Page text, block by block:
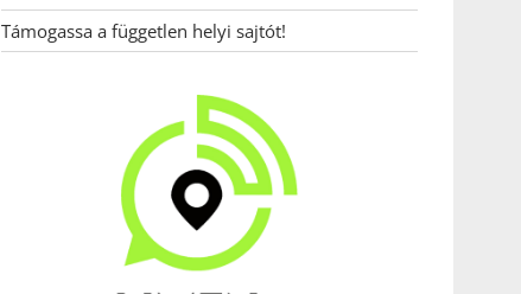
Támogassa a független helyi sajtót!